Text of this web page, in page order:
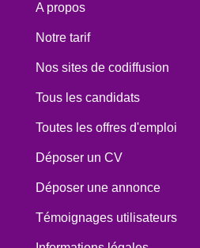
A propos
Notre tarif
Nos sites de codiffusion
Tous les candidats
Toutes les offres d'emploi
Déposer un CV
Déposer une annonce
Témoignages utilisateurs